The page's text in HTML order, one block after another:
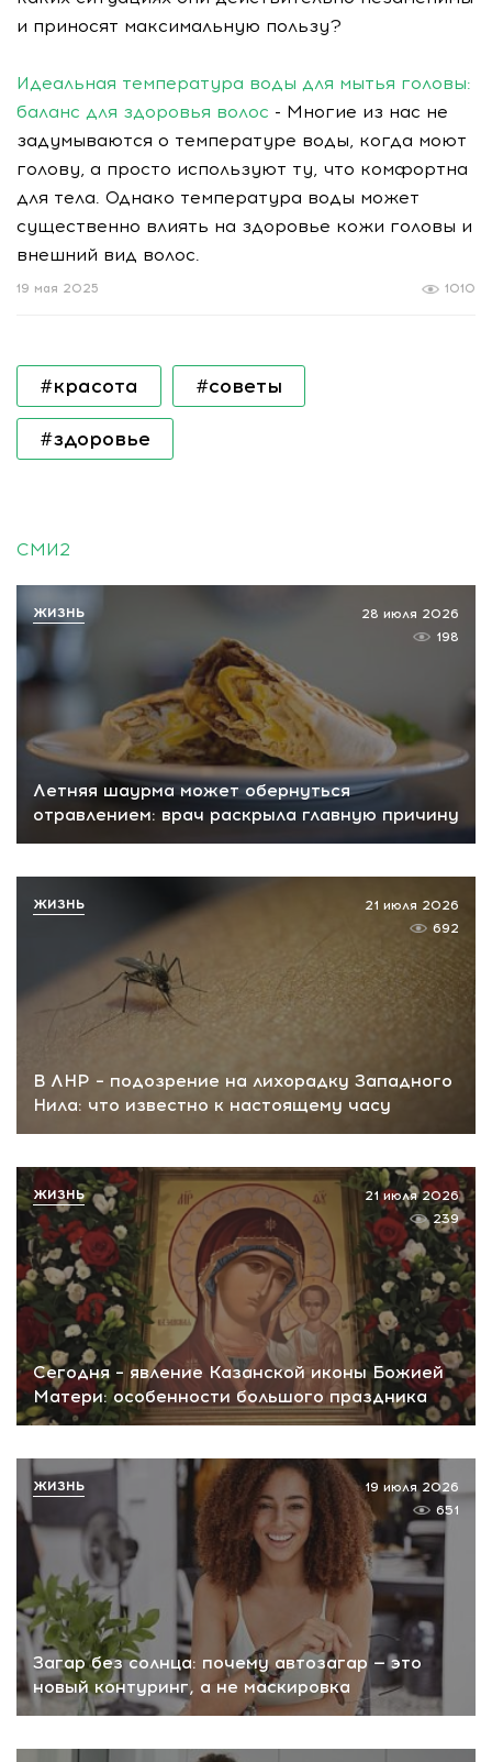
и приносят максимальную пользу?
Идеальная температура воды для мытья головы:
баланс для здоровья волос - Многие из нас не
задумываются о температуре воды, когда моют
голову, а просто используют ту, что комфортна
для тела. Однако температура воды может
существенно влиять на здоровье кожи головы и
внешний вид волос.
1010
19 мая 2025
#красота #советы
#здоровье
СМИ2
Летняя шаурма может обернуться
отравлением: врач раскрыла главную причину
28 июля 2026
198
ЖИЗНЬ
В ЛНР – подозрение на лихорадку Западного
Нила: что известно к настоящему часу
21 июля 2026
692
ЖИЗНЬ
Сегодня – явление Казанской иконы Божией
Матери: особенности большого праздника
21 июля 2026
239
ЖИЗНЬ
Загар без солнца: почему автозагар — это
новый контуринг, а не маскировка
19 июля 2026
651
ЖИЗНЬ